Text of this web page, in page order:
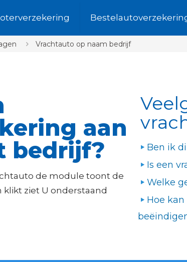
Vrachtauto op naam bedrijf
aan
bedrijf?
de module toont de
klikt ziet U onderstaand
Ben ik
Is een
Welke
Hoe